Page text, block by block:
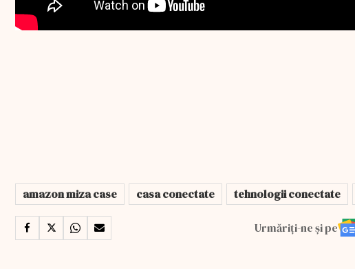
amazon miza case casa conectate tehnologii conectate
Urmăriți-ne și pe